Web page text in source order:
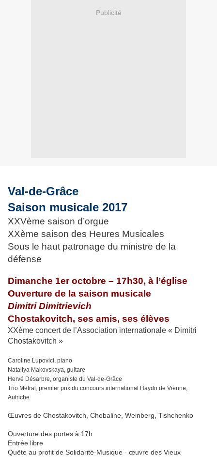
Publicité
Val-de-Grâce
Saison musicale 2017
XXVème saison d’orgue
XXème saison des Heures Musicales
Sous le haut patronage du ministre de la
défense
Dimanche 1er octobre – 17h30, à l’église
Ouverture de la saison musicale
Dimitri Dimitrievich
Chostakovitch, ses amis, ses élèves
XXème concert de l’Association internationale « Dimitri
Chostakovitch »
Caroline Lupovici, piano
Nataliya Makovskaya, guitare
Hervé Désarbre, organiste du Val-de-Grâce
Trio Metral, premier prix du concours international Haydn de Vienne,
Autriche
Œuvres de Chostakovitch, Chebaline, Weinberg, Tishchenko
Ouverture des portes à 17h
Entrée libre
Quête au profit de Solidarité-Musique - œuvre des Vieux